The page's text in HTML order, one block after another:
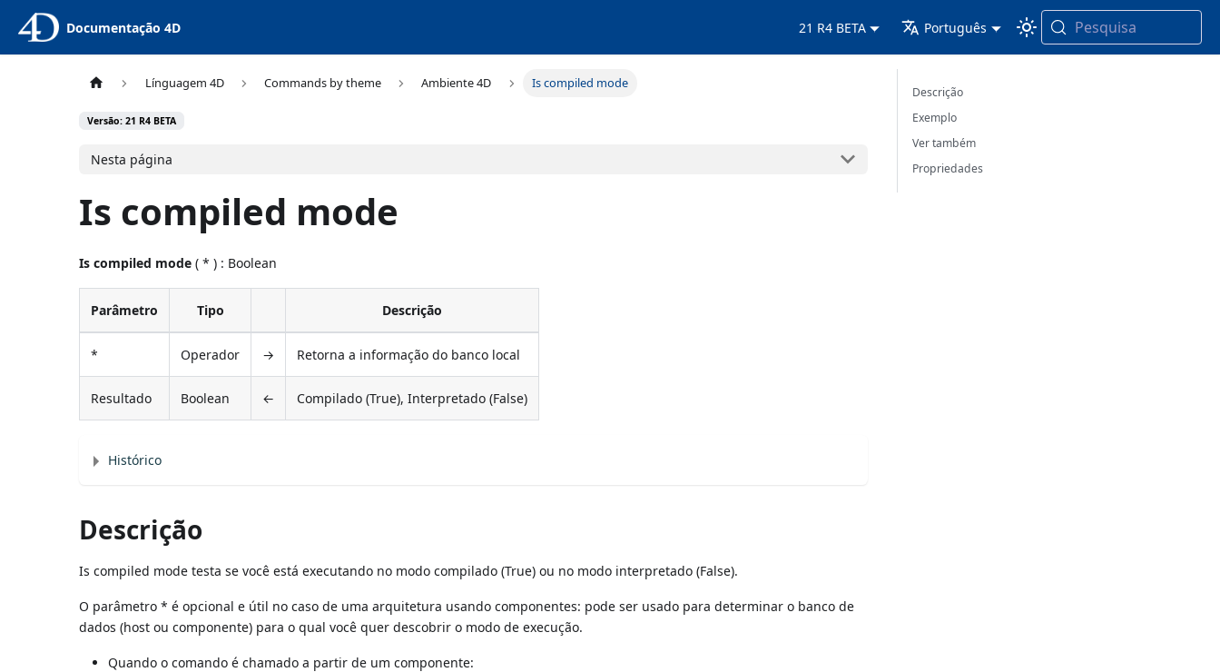
Documentação 4D 21 R4 BETA Português Pesquisa
Línguagem 4D Commands by theme Ambiente 4D Is compiled mode
Versão: 21 R4 BETA
Nesta página
Is compiled mode
Is compiled mode ( * ) : Boolean
Parâmetro Tipo Descrição
* Operador → Retorna a informação do banco local
Resultado Boolean ← Compilado (True), Interpretado (False)
Histórico
Descrição
Is compiled mode testa se você está executando no modo compilado (True) ou no modo interpretado (False).
O parâmetro * é opcional e útil no caso de uma arquitetura usando componentes: pode ser usado para determinar o banco de
dados (host ou componente) para o qual você quer descobrir o modo de execução.
Quando o comando é chamado a partir de um componente:
Descrição
Exemplo
Ver também
Propriedades